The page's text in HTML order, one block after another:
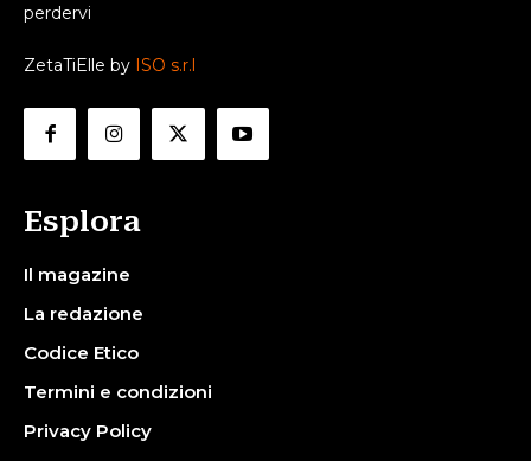
perdervi
ZetaTiElle by ISO s.r.l
Esplora
Il magazine
La redazione
Codice Etico
Termini e condizioni
Privacy Policy